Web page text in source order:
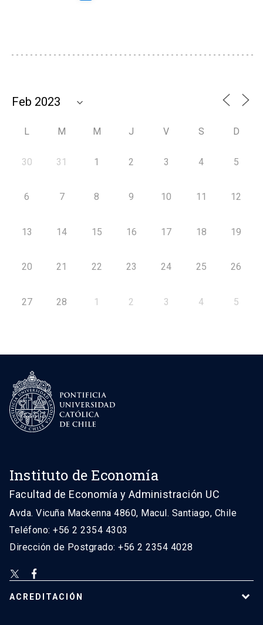
L M M J V S D
30 31 1 2 3 4 5
6 7 8 9 10 11 12
13 14 15 16 17 18 19
20 21 22 23 24 25 26
27 28 1 2 3 4 5
Instituto de Economía
Facultad de Economía y Administración UC
Avda. Vicuña Mackenna 4860, Macul. Santiago, Chile
Teléfono: +56 2 2354 4303
Dirección de Postgrado: +56 2 2354 4028
ACREDITACIÓN